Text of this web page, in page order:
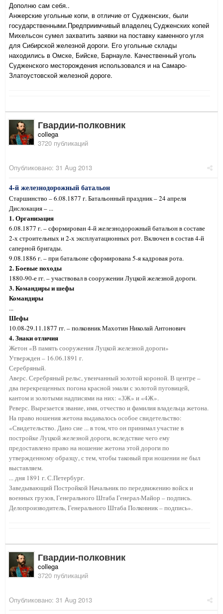
Дополню сам себя..
Анжерские угольные копи, в отличие от Судженских, были
государственными.Предприимчивый владелец Судженских копей
Михельсон сумел захватить заявки на поставку каменного угля
для Сибирской железной дороги. Его угольные склады
находились в Омске, Бийске, Барнауле. Качественный уголь
Судженского месторождения использовался и на Самаро-
Златоустовской железной дороге.
Гвардии-полковник
collega
3720 публикаций
Опубликовано: 31 Aug 2013
4-й железнодорожный батальон
Старшинство – 6.08.1877 г. Батальонный праздник – 24 апреля
Дислокация – ...
1. Организация
6.08.1877 г. – сформирован 4-й железнодорожный батальон в составе
2-х строительных и 2-х эксплуатационных рот. Включен в состав 4-й
саперной бригады.
9.08.1886 г. – при батальоне сформирована 5-я кадровая рота.
2. Боевые походы
1880-90-е гг. – участвовал в сооружении Луцкой железной дороги.
3. Командиры и шефы
Командиры
...
Шефы
10.08-29.11.1877 гг. – полковник Махотин Николай Антонович
4. Знаки отличия
Жетон «В память сооружения Луцкой железной дороги»
Утвержден – 16.06.1891 г.
Серебряный.
Аверс. Серебряный рельс, увенчанный золотой короной. В центре –
два перекрещенных погона красной эмали с золотой пуговицей,
кантом и золотыми надписями на них: «ЗЖ» и «4Ж».
Реверс. Вырезается звание, имя, отчество и фамилия владельца жетона.
На право ношения жетона выдавалось особое свидетельство:
«Свидетельство. Дано сие ... в том, что он принимал участие в
постройке Луцкой железной дороги, вследствие чего ему
предоставлено право на ношение жетона этой дороги по
утвержденному образцу, с тем, чтобы таковый при ношении не был
выставляем.
... дня 1891 г. С.Петербург.
Заведывающий Постройкой Начальник по передвижению войск и
военных грузов, Генерального Штаба Генерал-Майор – подпись.
Делопроизводитель, Генерального Штаба Полковник – подпись».
Гвардии-полковник
collega
3720 публикаций
Опубликовано: 31 Aug 2013